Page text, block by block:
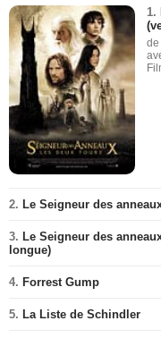
1.
de
2. Le Seigneur des
3. Le Seigneur des
longue)
4. Forrest Gump
5. La Liste de Schindler